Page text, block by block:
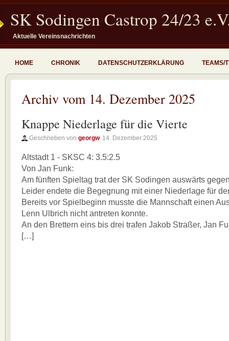
SK Sodingen Castrop 24/23
Aktuelle Vereinsnachrichten
HOME CHRONIK DATENSCHUTZERKLÄRUNG TEAMS/
Archiv vom 14. Dezember 2025
Knappe Niederlage für die Vierte
Geschrieben von georgw 14. Dezember 2025
Altstadt 1 - SKSC 4: 3.5:2.5
Von Jan Funk:
Am fünften Spieltag trat der SK Sodingen auswärts
Leider endete die Begegnung mit einer Niederlage für
Bereits vor Spielbeginn musste die Mannschaft einen
Lenn Ulbrich nicht antreten konnte.
An den Brettern eins bis drei trafen Jakob Straßer, Jan
[…]